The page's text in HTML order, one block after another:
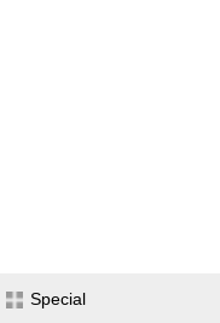
Special